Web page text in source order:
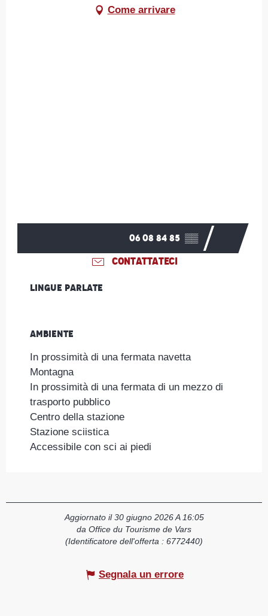
Come arrivare
06 08 84 85 ▒▒
CONTATTATECI
Lingue parlate
Lingue parlate
Ambiente
Ambiente
In prossimità di una fermata navetta
Montagna
In prossimità di una fermata di un mezzo di
trasporto pubblico
Centro della stazione
Stazione sciistica
Accessibile con sci ai piedi
Aggiornato il 30 giugno 2026 A 16:05
da Office du Tourisme de Vars
(Identificatore dell'offerta : 6772440)
Segnala un errore